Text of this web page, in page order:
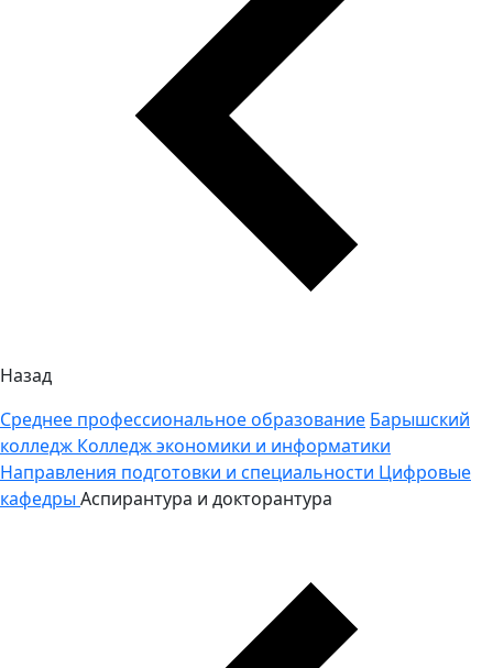
Назад
Среднее профессиональное образование Барышский
колледж Колледж экономики и информатики
Направления подготовки и специальности Цифровые
кафедры Аспирантура и докторантура